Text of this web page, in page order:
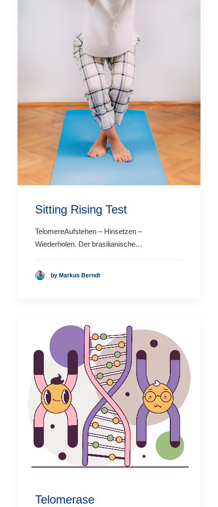
Sitting Rising Test
TelomereAufstehen – Hinsetzen –
Wiederholen. Der brasilianische…
by Markus Berndt
Telomerase